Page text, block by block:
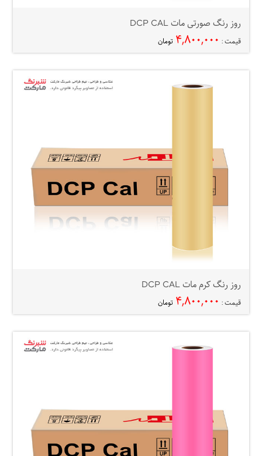
روز رنگ صورتی مات DCP CAL
قیمت : ۴,۸۰۰,۰۰۰ تومان
روز رنگ کرم مات DCP CAL
قیمت : ۴,۸۰۰,۰۰۰ تومان